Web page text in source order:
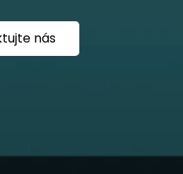
nás